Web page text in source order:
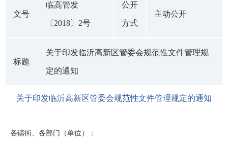
文号
临高管发
〔2018〕2号
公开
方式
主动公开
标题
关于印发临沂高新区管委会规范性文件管理规
定的通知
关于印发临沂高新区管委会规范性文件管理规定的通知
各镇街、各部门（单位）：